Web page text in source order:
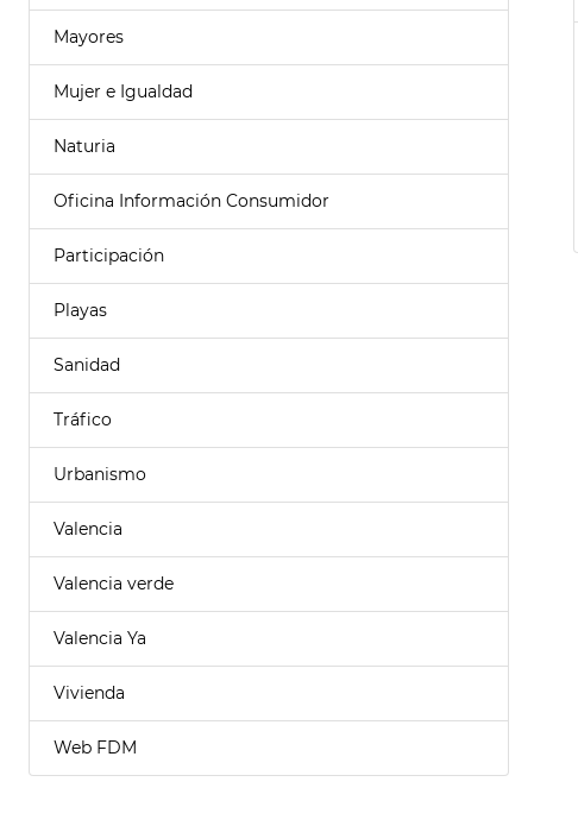
Mayores
Mujer e Igualdad
Naturia
Oficina Información Consumidor
Participación
Playas
Sanidad
Tráfico
Urbanismo
Valencia
Valencia verde
Valencia Ya
Vivienda
Web FDM